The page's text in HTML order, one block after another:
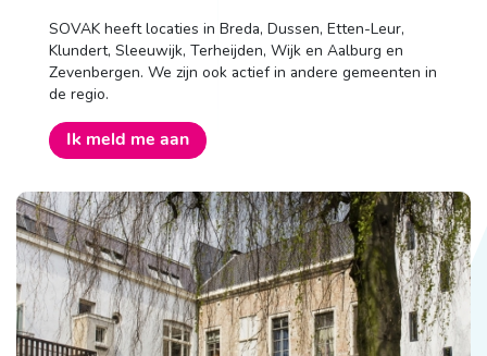
Wonen
Dagbesteding
Behandelingen
Contact
SOVAK heeft locaties in Breda, Dussen, Etten-Leur,
Klundert, Sleeuwijk, Terheijden, Wijk en Aalburg en
Zevenbergen. We zijn ook actief in andere gemeenten in
de regio.
Ik meld me aan